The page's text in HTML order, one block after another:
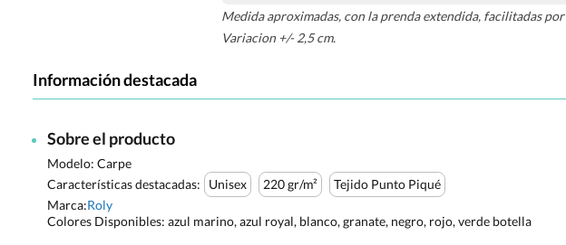
Medida aproximadas, con la prenda extendida, facilitadas
Variacion +/- 2,5 cm.
Información destacada
Sobre el producto
Modelo: Carpe
Características destacadas:
Unisex 220 gr/m²
Tejido Punto Piqué
Marca:Roly
Colores Disponibles: azul marino, azul royal, blanco, granate, negro, rojo, verde botella